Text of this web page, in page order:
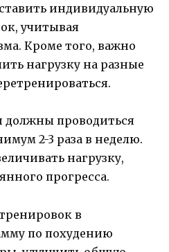
индивидуальную
учитывая
Кроме того, важно
нагрузку на разные
должны проводиться
2-3 раза в неделю.
нагрузку,
прогресса.
в
по похудению